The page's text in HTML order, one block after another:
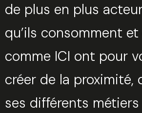
de plus en plus
qu’ils consomment
comme ICI ont pour
créer de la proximité,
ses différents